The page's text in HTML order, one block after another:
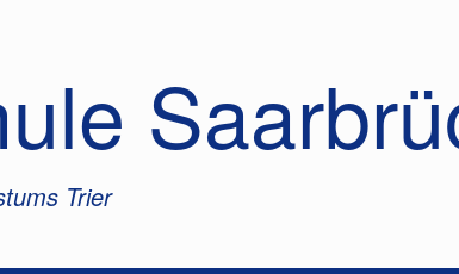
Trier